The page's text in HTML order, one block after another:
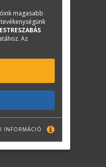
magasabb
Az
INFORMÁCIÓ